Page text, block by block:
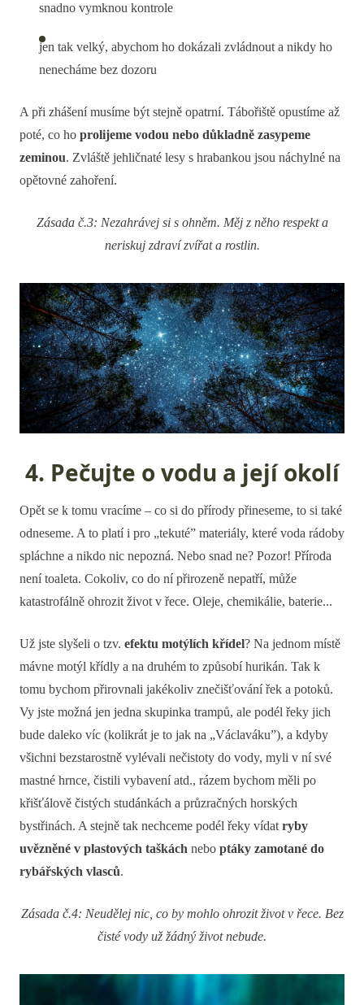
snadno vymknou kontrole
jen tak velký, abychom ho dokázali zvládnout a nikdy ho
nenecháme bez dozoru
A při zhášení musíme být stejně opatrní. Tábořiště opustíme až
poté, co ho prolijeme vodou nebo důkladně zasypeme
zeminou. Zvláště jehličnaté lesy s hrabankou jsou náchylné na
opětovné zahoření.
Zásada č.3: Nezahrávej si s ohněm. Měj z něho respekt a
neriskuj zdraví zvířat a rostlin.
4. Pečujte o vodu a její okolí
Opět se k tomu vracíme – co si do přírody přineseme, to si také
odneseme. A to platí i pro „tekuté” materiály, které voda rádoby
spláchne a nikdo nic nepozná. Nebo snad ne? Pozor! Příroda
není toaleta. Cokoliv, co do ní přirozeně nepatří, může
katastrofálně ohrozit život v řece. Oleje, chemikálie, baterie...
Už jste slyšeli o tzv. efektu motýlích křídel? Na jednom místě
mávne motýl křídly a na druhém to způsobí hurikán. Tak k
tomu bychom přirovnali jakékoliv znečišťování řek a potoků.
Vy jste možná jen jedna skupinka trampů, ale podél řeky jich
bude daleko víc (kolikrát je to jak na „Václaváku”), a kdyby
všichni bezstarostně vylévali nečistoty do vody, myli v ní své
mastné hrnce, čistili vybavení atd., rázem bychom měli po
křišťálově čistých studánkách a průzračných horských
bystřinách. A stejně tak nechceme podél řeky vídat ryby
uvězněné v plastových taškách nebo ptáky zamotané do
rybářských vlasců.
Zásada č.4: Neudělej nic, co by mohlo ohrozit život v řece. Bez
čisté vody už žádný život nebude.